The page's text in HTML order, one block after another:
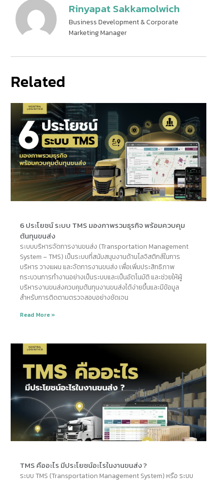
Rinyapat Sakkamolwich
Business Development & Corporate
Marketing Manager
Related
6 ประโยชน์ ระบบ TMS มองภาพรวมธุรกิจ พร้อมควบคุม
ต้นทุนขนส่ง
ระบบบริหารจัดการงานขนส่ง (Transportation Management
System – TMS) เป็นระบบที่สนับสนุนงานด้านโลจิสติกส์ในการ
บริหาร วางแผน และจัดการงานขนส่ง เพื่อเพิ่มประสิทธิภาพ
กระบวนการทำงานอย่างเป็นระบบและเป็นอัตโนมัติ และช่วยให้ผู้
บริหารงานขนส่งควบคุมต้นทุนงานขนส่งได้ง่ายขึ้นและมีข้อมูล
สำหรับการติดตามตรวจสอบอย่างชัดเจน
Read More »
TMS คืออะไร มีประโยชน์อะไรในงานขนส่ง ?
ระบบ TMS (Transportation Management System) หรือ ระบบ